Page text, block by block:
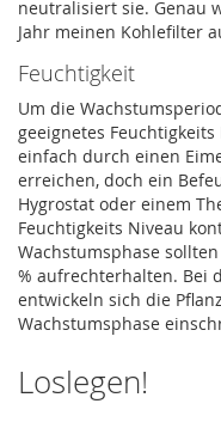
neutralisiert sie. Genau
Jahr meinen Kohlefilter
Feuchtigkeit
Um die
geeignetes
einfach durch einen
erreichen, doch ein
Hygrostat oder einem
Feuchtigkeits Niveau
Wachstumsphase
% aufrechterhalten. Bei
entwickeln sich die
Wachstumsphase
Loslegen!